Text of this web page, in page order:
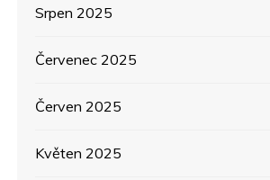
Srpen 2025
Červenec 2025
Červen 2025
Květen 2025